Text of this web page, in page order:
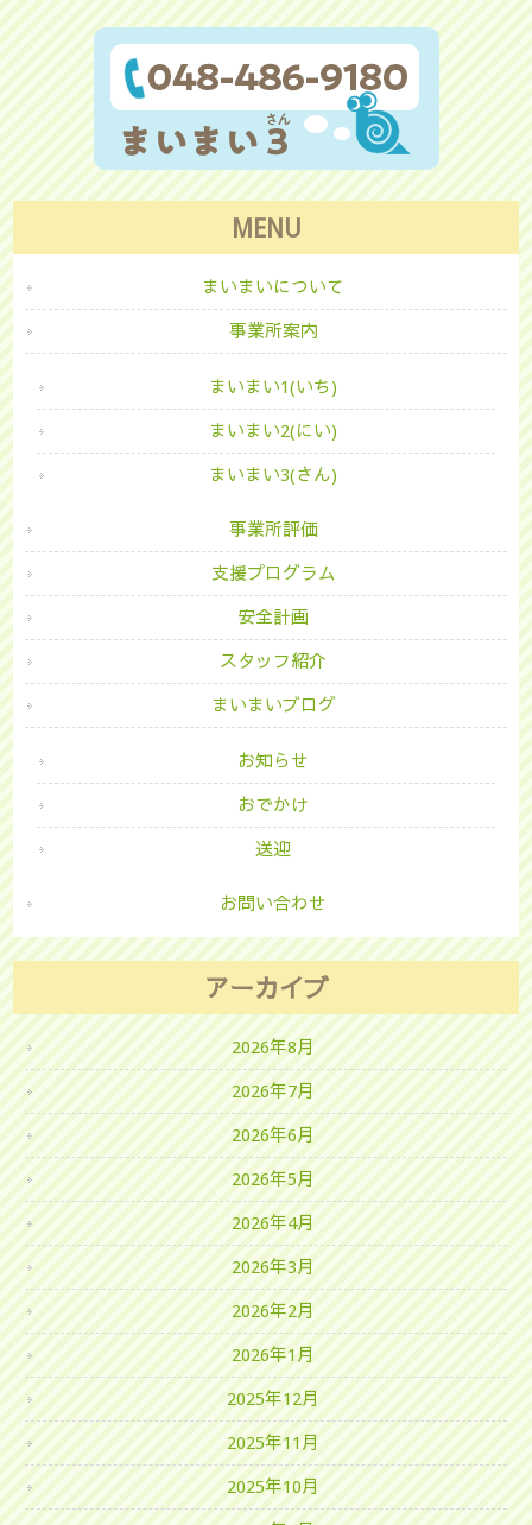
MENU
まいまいについて
事業所案内
まいまい1(いち)
まいまい2(にい)
まいまい3(さん)
事業所評価
支援プログラム
安全計画
スタッフ紹介
まいまいブログ
お知らせ
おでかけ
送迎
お問い合わせ
アーカイブ
2026年8月
2026年7月
2026年6月
2026年5月
2026年4月
2026年3月
2026年2月
2026年1月
2025年12月
2025年11月
2025年10月